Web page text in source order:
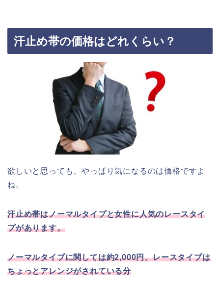
汗止め帯の価格はどれくらい？
欲しいと思っても、やっぱり気になるのは価格ですよ
ね。
汗止め帯はノーマルタイプと女性に人気のレースタイ
プがあります。
ノーマルタイプに関しては約2,000円、レースタイプは
ちょっとアレンジがされている分